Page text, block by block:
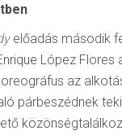
előadás második
López Flores
az
párbeszédnek